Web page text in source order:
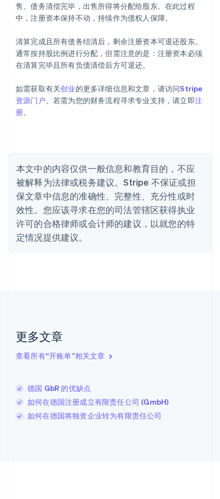
售、债务清偿完毕，出售所得将分配给股东。在此过程
中，注册资本保持不动，持续作为债权人保障。
清算完成且所有债务结清后，剩余注册资本可退还股东。
通常按持股比例进行分配，但需注意的是：注册资本必须
在清算完毕且所有负债清偿后方可退还。
如需获取有关创业的更多详细信息和文章，请访问Stripe
资源门户。若需为您的财务流程寻求专业支持，请立即注
册。
本文中的内容仅供一般信息和教育目的，不应
被解释为法律或税务建议。Stripe 不保证或担
保文章中信息的准确性、完整性、充分性或时
效性。您应该寻求在您的司法管辖区获得执业
许可的合格律师或会计师的建议，以就您的特
定情况提供建议。
更多文章
查看所有“开账单”相关文章
德国 GbR 的优缺点
如何在德国注册成立有限责任公司 (GmbH)
如何在德国将独资企业转为有限责任公司
爱尔兰
English
English
奥地利
DeutschEnglish
澳大利亚
巴西
PortuguêsEnglish
丹麦
德国
DeutschEnglish
法国
FrançaisEnglish
芬兰
EnglishSvenska
English
English
卢森堡
罗马尼亚
English